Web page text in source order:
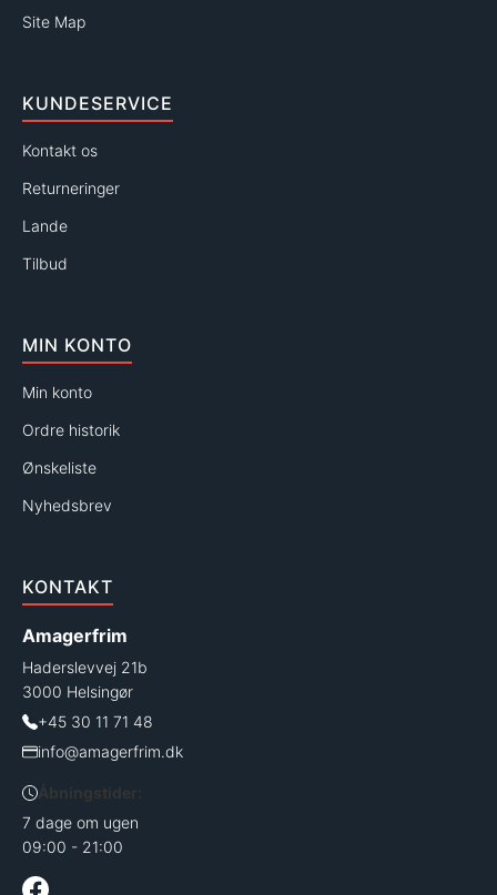
Site Map
KUNDESERVICE
Kontakt os
Returneringer
Lande
Tilbud
MIN KONTO
Min konto
Ordre historik
Ønskeliste
Nyhedsbrev
KONTAKT
Amagerfrim
Haderslevvej 21b
3000 Helsingør
+45 30 11 71 48
info@amagerfrim.dk
Åbningstider:
7 dage om ugen
09:00 - 21:00